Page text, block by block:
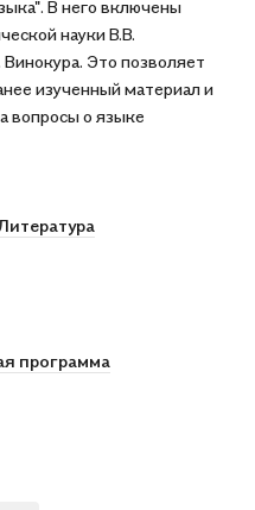
В него включены
науки В.В.
Это позволяет
изученный материал и
вопросы о языке
программа